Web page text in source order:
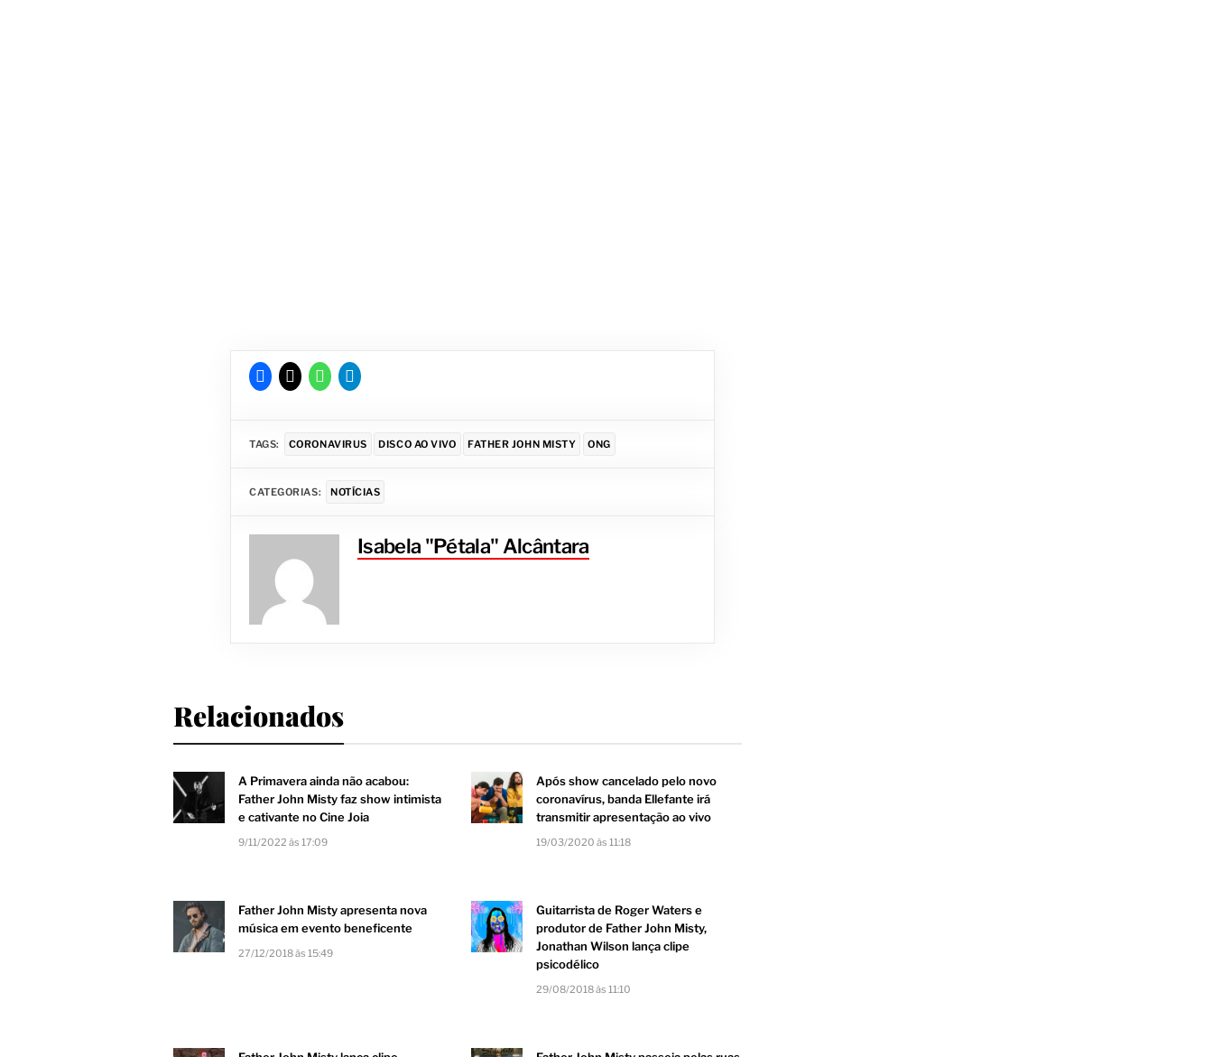
TAGS: CORONAVIRUS DISCO AO VIVO FATHER JOHN MISTY ONG
CATEGORIAS: NOTÍCIAS
Isabela "Pétala" Alcântara
Relacionados
A Primavera ainda não acabou:
Father John Misty faz show intimista
e cativante no Cine Joia
9/11/2022 às 17:09
Após show cancelado pelo novo
coronavírus, banda Ellefante irá
transmitir apresentação ao vivo
19/03/2020 às 11:18
Father John Misty apresenta nova
música em evento beneficente
27/12/2018 às 15:49
Guitarrista de Roger Waters e
produtor de Father John Misty,
Jonathan Wilson lança clipe
psicodélico
29/08/2018 às 11:10